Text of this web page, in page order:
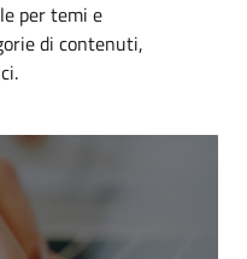
per temi e
di contenuti,